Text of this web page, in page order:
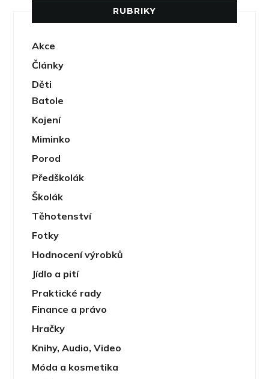
RUBRIKY
Akce
Články
Děti
Batole
Kojení
Miminko
Porod
Předškolák
Školák
Těhotenství
Fotky
Hodnocení výrobků
Jídlo a pití
Praktické rady
Finance a právo
Hračky
Knihy, Audio, Video
Móda a kosmetika